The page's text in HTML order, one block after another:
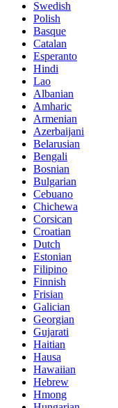
Swedish
Polish
Basque
Catalan
Esperanto
Hindi
Lao
Albanian
Amharic
Armenian
Azerbaijani
Belarusian
Bengali
Bosnian
Bulgarian
Cebuano
Chichewa
Corsican
Croatian
Dutch
Estonian
Filipino
Finnish
Frisian
Galician
Georgian
Gujarati
Haitian
Hausa
Hawaiian
Hebrew
Hmong